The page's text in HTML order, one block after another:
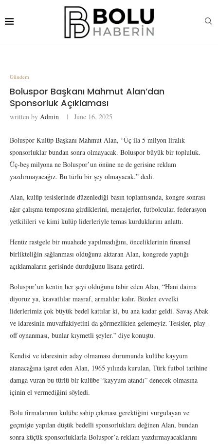
Gündem
Boluspor Başkanı Mahmut Alan’dan
Sponsorluk Açıklaması
written by Admin June 16, 2025
Boluspor Kulüp Başkanı Mahmut Alan, “Üç ila 5 milyon liralık
sponsorluklar bundan sonra olmayacak. Boluspor büyük bir topluluk.
Üç-beş milyona ne Boluspor’un önüne ne de gerisine reklam
yazdırmayacağız. Bu türlü bir şey olmayacak.” dedi.
Alan, kulüp tesislerinde düzenlediği basın toplantısında, kongre sonrası
ağır çalışma temposuna girdiklerini, menajerler, futbolcular, federasyon
yetkilileri ve kimi kulüp liderleriyle temas kurduklarını anlattı.
Henüz rastgele bir muahede yapılmadığını, önceliklerinin finansal
birlikteliğin sağlanması olduğunu aktaran Alan, kongrede yaptığı
açıklamaların gerisinde durduğunu lisana getirdi.
Boluspor’un kentin her şeyi olduğunu tabir eden Alan, “Hani daima
diyoruz ya, kravatlılar masraf, armalılar kalır. Bizden evvelki
liderlerimiz çok büyük bedel kattılar ki, bu ana kadar geldi. Savaş Abak
ve idaresinin muvaffakiyetini da görmezlikten gelemeyiz. Tesisler, play-
off oynanması, bunlar kıymetli şeyler.” diye konuştu.
Kendisi ve idaresinin aday olmaması durumunda kulübe kayyum
atanacağına işaret eden Alan, 1965 yılında kurulan, Türk futbol tarihine
damga vuran bu türlü bir kulübe “kayyum atandı” denecek olmasına
içinin el vermediğini söyledi.
Bolu firmalarının kulübe sahip çıkması gerektiğini vurgulayan ve
geçmişte yapılan düşük bedelli sponsorluklara değinen Alan, bundan
sonra küçük sponsorluklarla Boluspor’a reklam yazdırmayacaklarını